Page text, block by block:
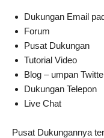
Dukungan Email
Forum
Pusat Dukungan
Tutorial Video
Blog – umpan
Dukungan Telepon
Live Chat
Pusat Dukungannya